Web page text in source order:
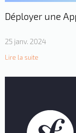
Déployer une
25 janv. 2024
Lire la suite